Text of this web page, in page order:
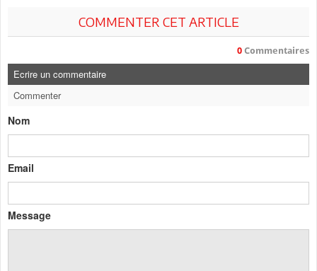
COMMENTER CET ARTICLE
0 Commentaires
Ecrire un commentaire
Commenter
Nom
Email
Message